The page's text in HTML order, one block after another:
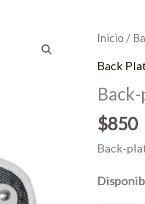
Inicio /
Back
$850
Back-